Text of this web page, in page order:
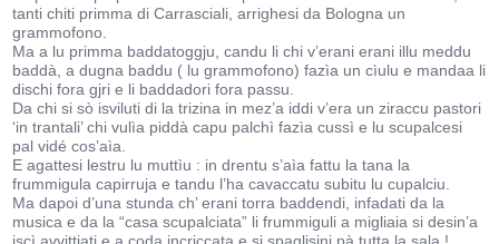
tanti chiti primma di Carrasciali, arrighesi da Bologna un
grammofono.
Ma a lu primma baddatoggju, candu li chi v’erani erani illu meddu
baddà, a dugna baddu ( lu grammofono) fazìa un cìulu e mandaa li
dischi fora gjri e li baddadori fora passu.
Da chi si sò isviluti di la trizina in mez’a iddi v’era un ziraccu pastori
‘in trantali’ chi vulìa piddà capu palchì fazìa cussì e lu scupalcesi
pal vidé cos’aìa.
E agattesi lestru lu muttìu : in drentu s’aìa fattu la tana la
frummigula capirruja e tandu l’ha cavaccatu subitu lu cupalciu.
Ma dapoi d’una stunda ch’ erani torra baddendi, infadati da la
musica e da la “casa scupalciata” li frummiguli a migliaia si desin’a